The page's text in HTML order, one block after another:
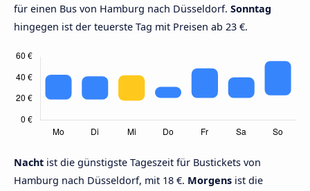
für einen Bus von Hamburg nach Düsseldorf. Sonntag
hingegen ist der teuerste Tag mit Preisen ab 23 €.
Nacht ist die günstigste Tageszeit für Bustickets von
Hamburg nach Düsseldorf, mit 18 €. Morgens ist die